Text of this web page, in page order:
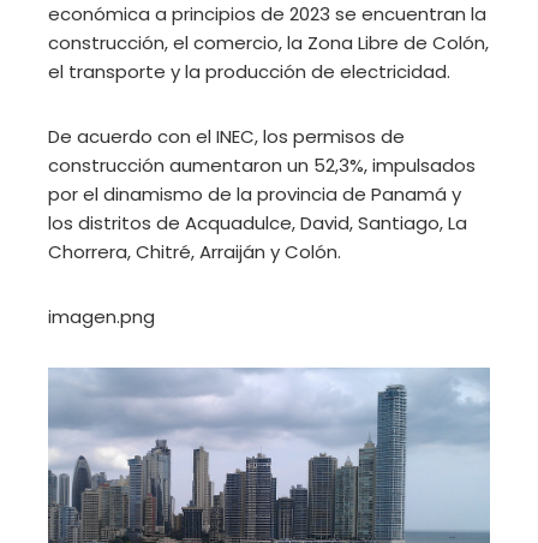
económica a principios de 2023 se encuentran la
construcción, el comercio, la Zona Libre de Colón,
el transporte y la producción de electricidad.
De acuerdo con el INEC, los permisos de
construcción aumentaron un 52,3%, impulsados ​​
por el dinamismo de la provincia de Panamá y
los distritos de Acquadulce, David, Santiago, La
Chorrera, Chitré, Arraiján y Colón.
imagen.png